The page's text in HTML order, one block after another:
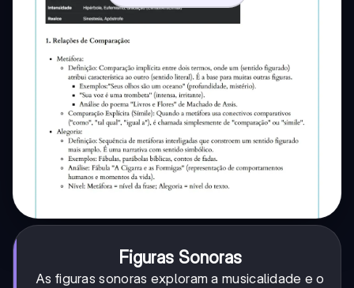
Figuras Sonoras
As figuras sonoras exploram a musicalidade e o